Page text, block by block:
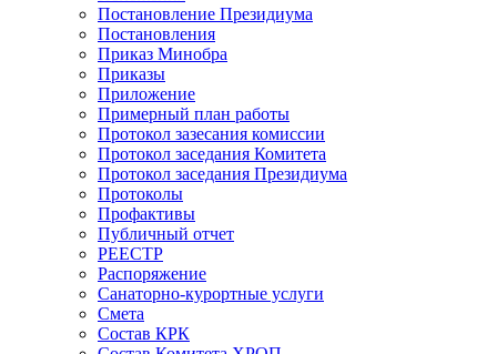
Постановление Президиума
Постановления
Приказ Минобра
Приказы
Приложение
Примерный план работы
Протокол зазесания комиссии
Протокол заседания Комитета
Протокол заседания Президиума
Протоколы
Профактивы
Публичный отчет
РЕЕСТР
Распоряжение
Санаторно-курортные услуги
Смета
Состав КРК